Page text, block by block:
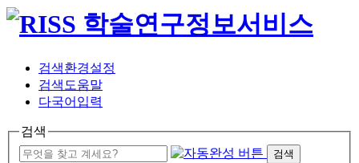
검색환경설정
검색도움말
다국어입력
검색
검색